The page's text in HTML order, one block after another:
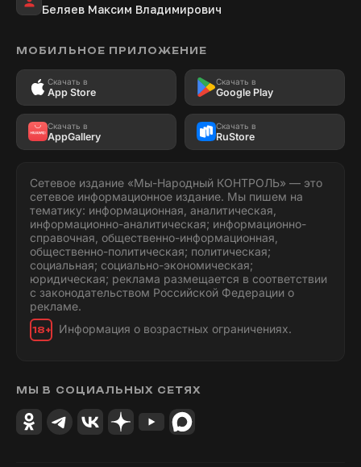
Беляев Максим Владимирович
МОБИЛЬНОЕ ПРИЛОЖЕНИЕ
Скачать в
App Store
Скачать в
Google Play
Скачать в
AppGallery
Скачать в
RuStore
Сетевое издание «Мы-Народный КОНТРОЛЬ» — это
сетевое информационное издание. Мы пишем на
тематику: информационная, аналитическая,
информационно-аналитическая; информационно-
справочная, общественно-информационная,
общественно-политическая; политическая;
социальная; социально-экономическая;
юридическая; реклама размещается в соответствии
с законодательством Российской Федерации о
рекламе.
18+ Информация о возрастных ограничениях.
МЫ В СОЦИАЛЬНЫХ СЕТЯХ